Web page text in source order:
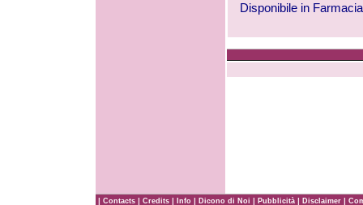
Disponibile in
| Contacts | Credits | Info | Dicono di Noi | Pubblicità | Disclaimer |